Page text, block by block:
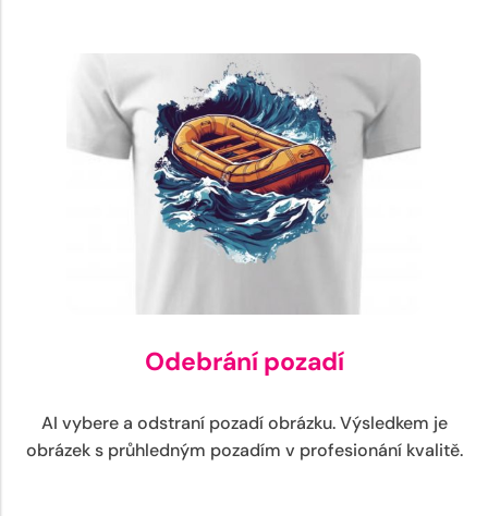
Odebrání pozadí
AI vybere a odstraní pozadí obrázku. Výsledkem je
obrázek s průhledným pozadím v profesionání kvalitě.